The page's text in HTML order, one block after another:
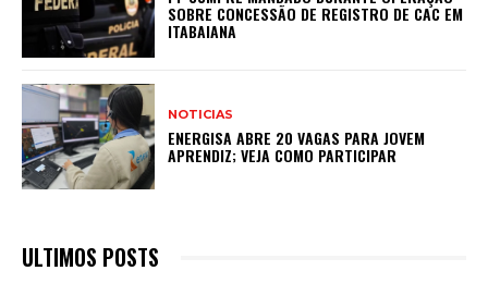
SOBRE CONCESSÃO DE REGISTRO DE CAC EM
ITABAIANA
NOTICIAS
ENERGISA ABRE 20 VAGAS PARA JOVEM
APRENDIZ; VEJA COMO PARTICIPAR
ULTIMOS POSTS